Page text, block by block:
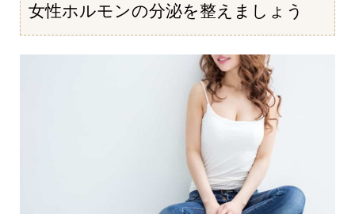
女性ホルモンの分泌を整えましょう